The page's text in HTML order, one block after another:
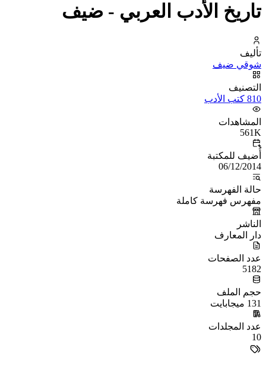
تاريخ الأدب العربي - ضيف
تأليف
شوقي ضيف
التصنيف
810 كتب الأدب
المشاهدات
561K
أُضيف للمكتبة
06/12/2014
حالة الفهرسة
مفهرس فهرسة كاملة
الناشر
دار المعارف
عدد الصفحات
5182
حجم الملف
131 ميجابايت
عدد المجلدات
10